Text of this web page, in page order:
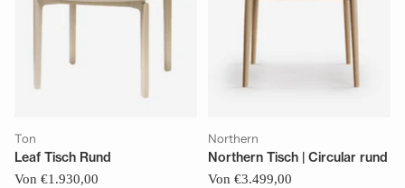
Ton
Leaf Tisch Rund
Von €1.930,00
Northern
Northern Tisch | Circular rund
Von €3.499,00